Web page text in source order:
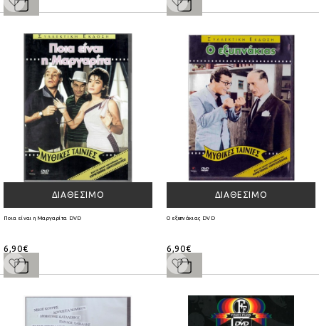
ΔΙΑΘΈΣΙΜΟ
Ποια είναι η Μαργαρίτα DVD
6,90€
ΔΙΑΘΈΣΙΜΟ
Ο εξυπνάκιας DVD
6,90€